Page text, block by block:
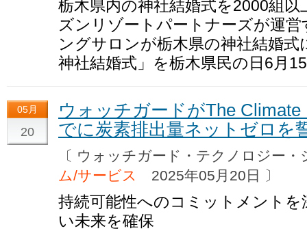
栃木県内の神社結婚式を2000組
ズンリゾートパートナーズが運
ングサロンが栃木県の神社結婚
神社結婚式」を栃木県民の日6月
05月
20
ウォッチガードがThe
でに炭素排出量ネットゼロを
〔 ウォッチガード・テクノロジー
ム/サービス
2025年05月20日 〕
持続可能性へのコミットメント
い未来を確保